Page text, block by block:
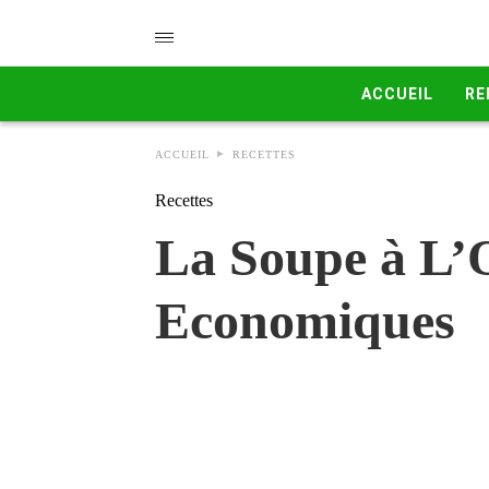
ACCUEIL
ACCUEIL RECETTES
Recettes
La Soupe à
Economiques